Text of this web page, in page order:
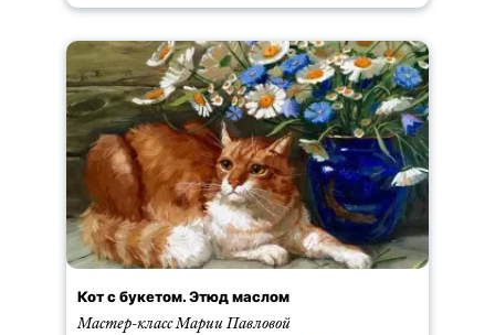
Кот с букетом. Этюд маслом
Мастер-класс Марии Павловой